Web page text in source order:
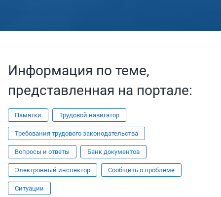
Информация по теме,
представленная на портале:
Памятки Трудовой навигатор
Требования трудового законодательства
Вопросы и ответы Банк документов
Электронный инспектор Сообщить о проблеме
Ситуации